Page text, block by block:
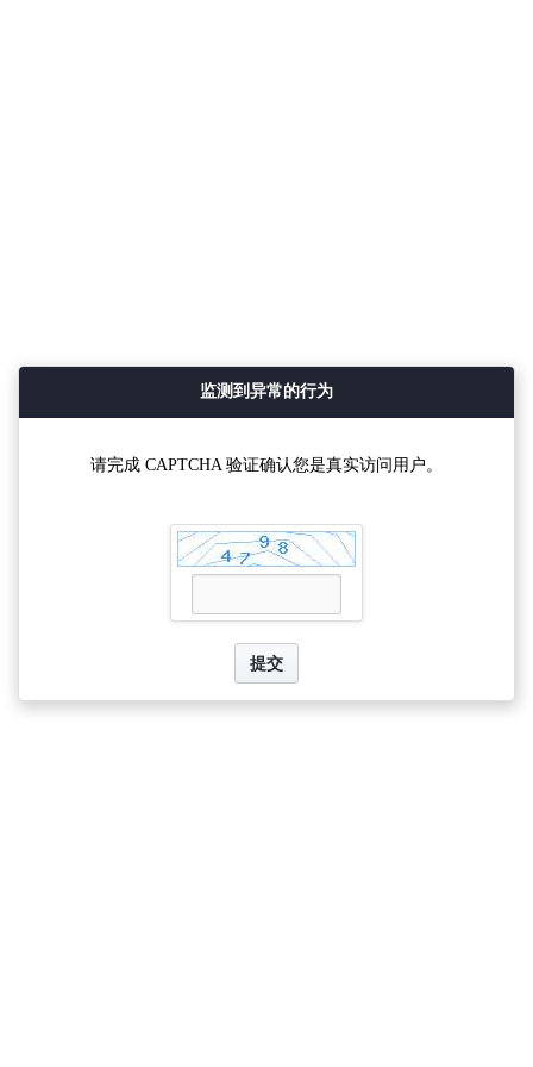
监测到异常的行为
请完成 CAPTCHA 验证确认您是真实访问用户。